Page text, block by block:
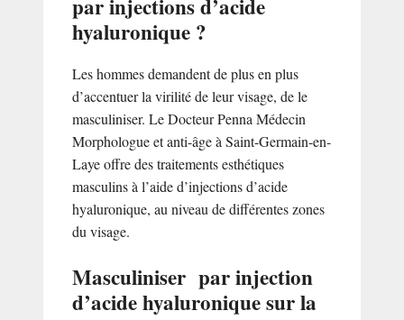
par injections d’acide
hyaluronique ?
Les hommes demandent de plus en plus
d’accentuer la virilité de leur visage, de le
masculiniser. Le Docteur Penna Médecin
Morphologue et anti-âge à Saint-Germain-en-
Laye offre des traitements esthétiques
masculins à l’aide d’injections d’acide
hyaluronique, au niveau de différentes zones
du visage.
Masculiniser par injection
d’acide hyaluronique sur la